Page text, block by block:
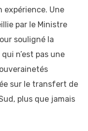
expérience. Une
par le Ministre
souligné la
n’est pas une
sur le transfert de
plus que jamais